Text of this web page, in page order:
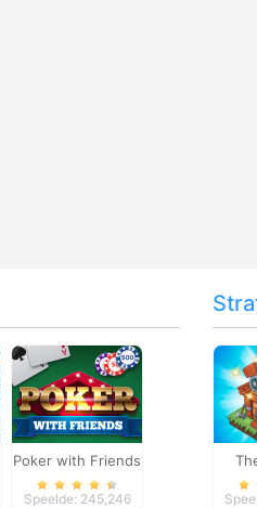
Poker with Friends
Speelde: 245,246